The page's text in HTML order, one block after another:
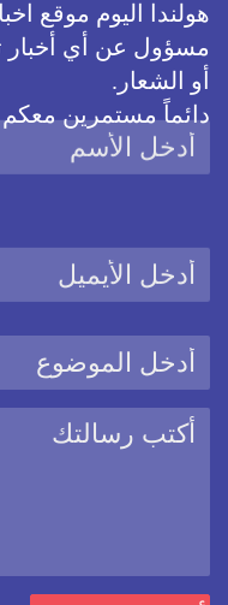
هولندا اليوم موقع
مسؤول عن أي
أو الشعار.
دائماً مستمرين معكم
يمكنك دائماً تغيير اعدادات